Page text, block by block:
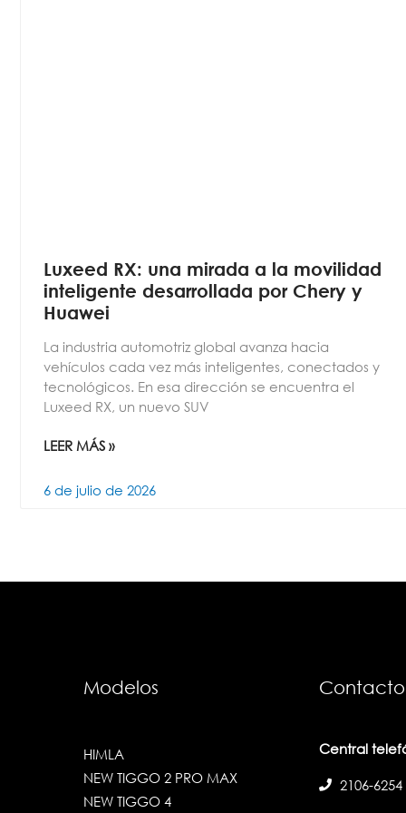
HIMLA
NEW TIGGO 2 PRO MAX
NEW TIGGO 4
NEW TIGGO 7 PRO MAX
TIGGO 7 PRO MAX
NEW TIGGO 8 PRO
TIGGO 9
Central
2106-6254
8929-3553